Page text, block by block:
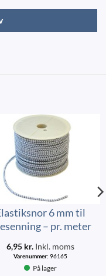
6 mm til
– pr. meter
6,95 kr. Inkl. moms
Varenummer: 96165
På lager